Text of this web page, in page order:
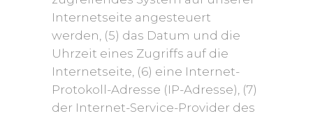
Internetseite angesteuert
werden, (5) das Datum und die
Uhrzeit eines Zugriffs auf die
Internetseite, (6) eine Internet-
Protokoll-Adresse (IP-Adresse), (7)
der Internet-Service-Provider des